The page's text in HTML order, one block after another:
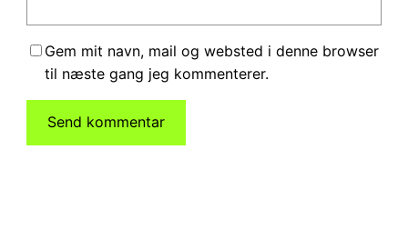
Gem mit navn, mail og websted i denne browser
til næste gang jeg kommenterer.